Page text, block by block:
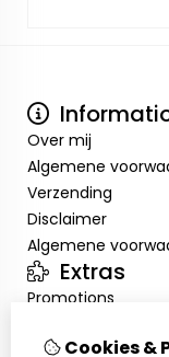
Over mij
Algemene
Verzending
Disclaimer
Algemene
Extras
Promotions
InloggenCookies &